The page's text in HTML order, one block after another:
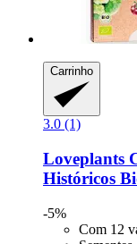
Carrinho
3.0 (1)
Loveplants
Históricos
-5%
Com 12